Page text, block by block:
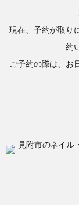
現在、予約が取り
約
ご予約の際は、お